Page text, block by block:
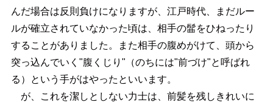
んだ場合は反則負けになりますが、江戸時代、まだルー
ルが確立されていなかった頃は、相手の髷をひねったり
することがありました。また相手の腹めがけて、頭から
突っ込んでいく"腹くじり"（のちには"前づけ"と呼ばれ
る）という手がはやったといいます。
が、これを潔しとしない力士は、前髪を残しきれいに